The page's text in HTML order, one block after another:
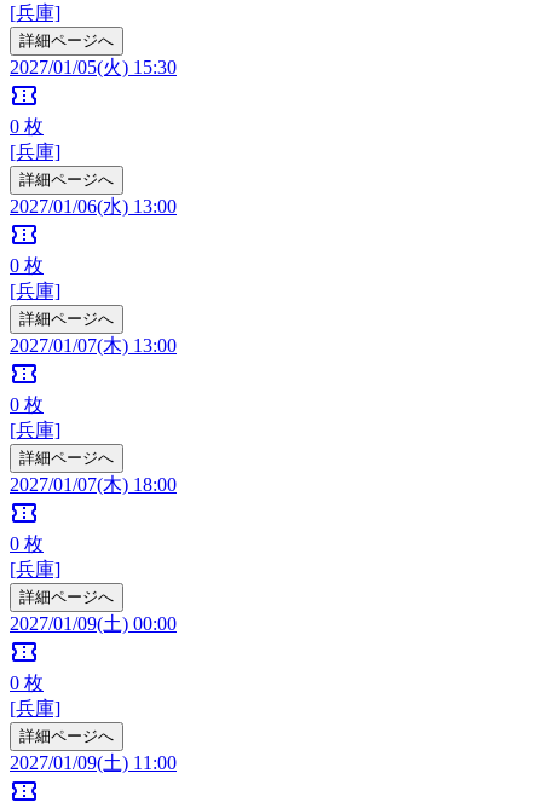
[兵庫]
詳細ページへ
2027/01/05(火) 15:30
confirmation_number
0 枚
[兵庫]
詳細ページへ
2027/01/06(水) 13:00
confirmation_number
0 枚
[兵庫]
詳細ページへ
2027/01/07(木) 13:00
confirmation_number
0 枚
[兵庫]
詳細ページへ
2027/01/07(木) 18:00
confirmation_number
0 枚
[兵庫]
詳細ページへ
2027/01/09(土) 00:00
confirmation_number
0 枚
[兵庫]
詳細ページへ
2027/01/09(土) 11:00
confirmation_number